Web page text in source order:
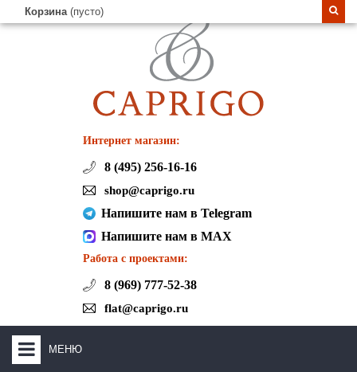
Корзина (пусто)
Интернет магазин:
8 (495) 256-16-16
shop@caprigo.ru
Напишите нам в Telegram
Напишите нам в MAX
Работа с проектами:
8 (969) 777-52-38
flat@caprigo.ru
МЕНЮ